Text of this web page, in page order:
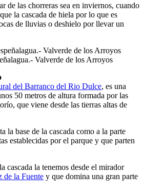
de las chorreras sea en inviernos, cuando
la cascada de hiela por lo que es
de lluvias o deshielo por llevar un
Valverde de los Arroyos
del Barranco del Rio Dulce, es una
50 metros de altura formada por las
que viene desde las tierras altas de
la base de la cascada como a la parte
establecidas por el parque y que parten
cascada la tenemos desde el mirador
de la Fuente y que domina una gran parte